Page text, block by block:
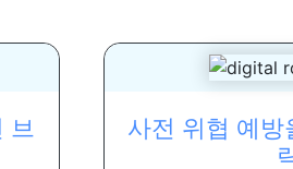
브
사전 위협 예방